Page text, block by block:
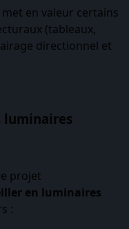
met en valeur certains
(tableaux,
directionnel et
luminaires
projet
en luminaires
: